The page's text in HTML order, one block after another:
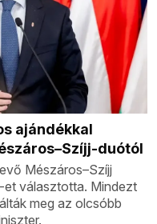
ajándékkal
duótól
Mészáros–Szíjj
választotta. Mindezt
meg az olcsóbb